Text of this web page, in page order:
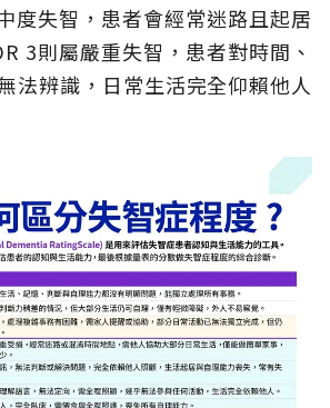
度失智，患者會經常迷路且起居
3則屬嚴重失智，患者對時間、
法辨識，日常生活完全仰賴他人